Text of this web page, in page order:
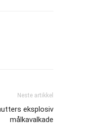
Neste artikkel
eksplosiv
målkavalkade